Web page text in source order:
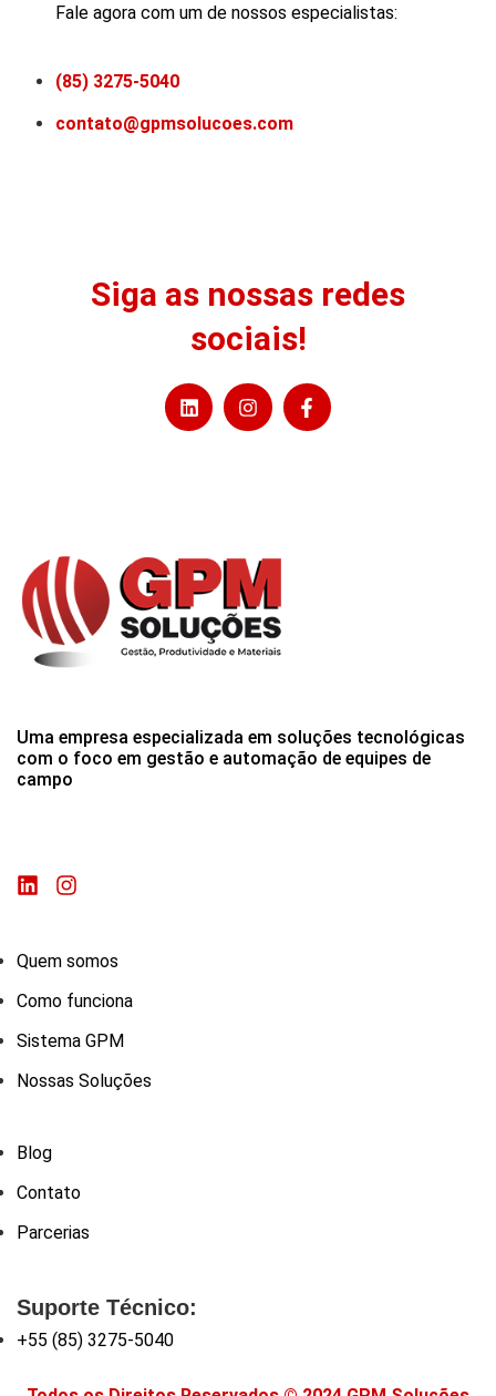
Fale agora com um de nossos especialistas:
(85) 3275-5040
contato@gpmsolucoes.com
Siga as nossas redes
sociais!
Uma empresa especializada em soluções tecnológicas
com o foco em gestão e automação de equipes de
campo
Quem somos
Como funciona
Sistema GPM
Nossas Soluções
Blog
Contato
Parcerias
Suporte Técnico:
+55 (85) 3275-5040